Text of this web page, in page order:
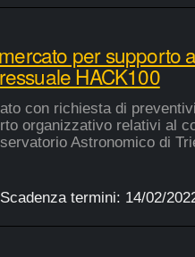
per supporto
HACK100
con richiesta di
organizzativo relativi al
Astronomico di
termini: 14/02/